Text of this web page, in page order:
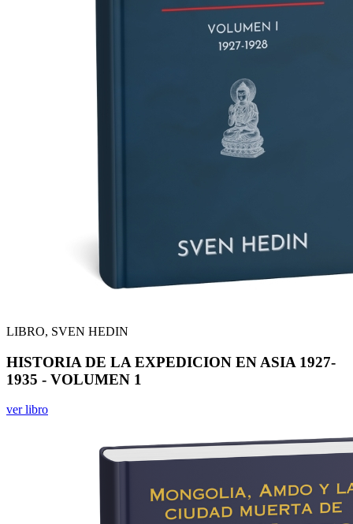
LIBRO, SVEN HEDIN
HISTORIA DE LA EXPEDICION EN ASIA 1927-
1935 - VOLUMEN 1
ver libro